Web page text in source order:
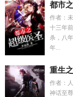
都市
作者：
十三年
杀，八
年...
重生
作者：
神话至